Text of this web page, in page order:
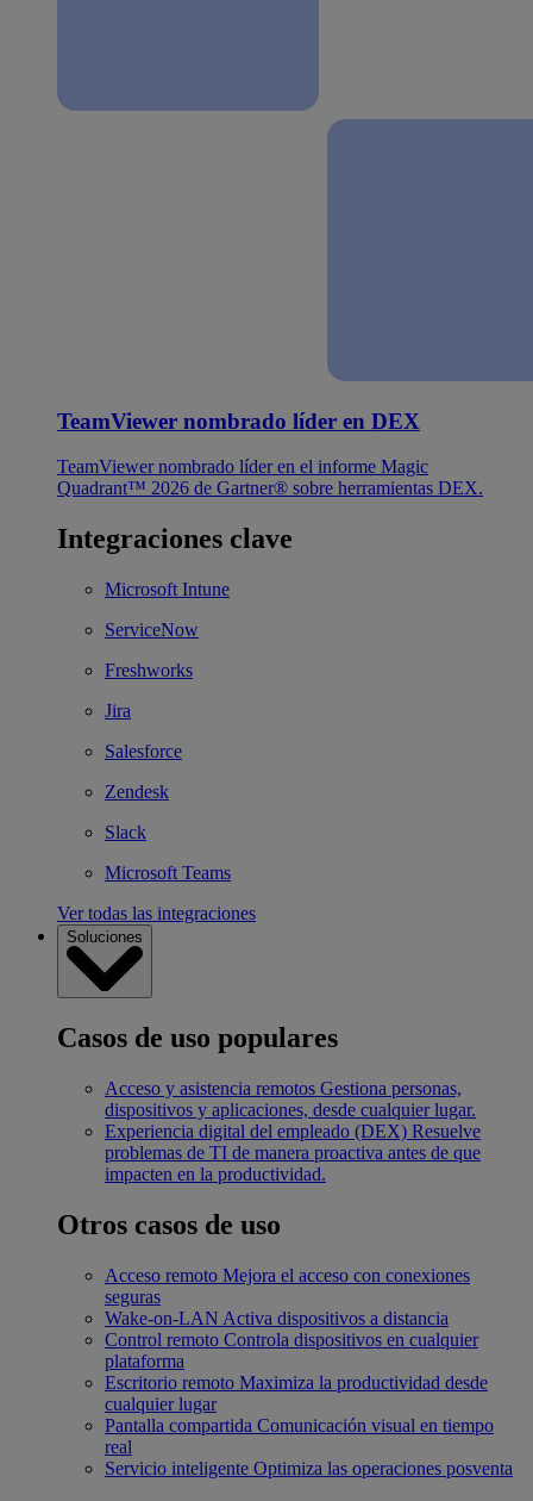
TeamViewer nombrado líder en DEX
TeamViewer nombrado líder en el informe Magic
Quadrant™ 2026 de Gartner® sobre herramientas DEX.
Integraciones clave
Microsoft Intune
ServiceNow
Freshworks
Jira
Salesforce
Zendesk
Slack
Microsoft Teams
Ver todas las integraciones
Soluciones
Casos de uso populares
Acceso y asistencia remotos Gestiona personas,
dispositivos y aplicaciones, desde cualquier lugar.
Experiencia digital del empleado (DEX) Resuelve
problemas de TI de manera proactiva antes de que
impacten en la productividad.
Otros casos de uso
Acceso remoto Mejora el acceso con conexiones
seguras
Wake-on-LAN Activa dispositivos a distancia
Control remoto Controla dispositivos en cualquier
plataforma
Escritorio remoto Maximiza la productividad desde
cualquier lugar
Pantalla compartida Comunicación visual en tiempo
real
Servicio inteligente Optimiza las operaciones posventa